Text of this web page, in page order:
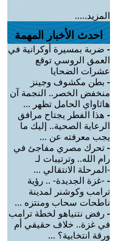
المزيد.....
احدث الأخبار المهمة
- ضربة بمسيرة أوكرانية في
العمق الروسي توقع
عشرات الضحايا
- بطن مكشوف وجينز
منخفض الخصر.. النجمة آن
هاثاواي الحامل تظهر ...
- هذا الفطر يجتاح مرافق
الرعاية الصحية.. إليك ما
يجب معرفته عن ...
- تحرك مصري مفاجئ في
رام الله.. وترتيبات لـ
-المرحلة الانتقالي ...
- -غزة الجديدة- .. رؤية
ترامب وكوشنر لمدينة
ناطحات سحاب ومنتزه ...
- رفض نتنياهو لخطة ترامب
في غزة.. خلاف حقيقي أم
ورقة انتخابية؟ ...